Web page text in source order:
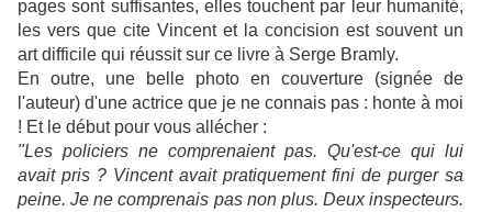
pages sont suffisantes, elles touchent par leur humanité,
les vers que cite Vincent et la concision est souvent un
art difficile qui réussit sur ce livre à Serge Bramly.
En outre, une belle photo en couverture (signée de
l'auteur) d'une actrice que je ne connais pas : honte à moi
! Et le début pour vous allécher :
"Les policiers ne comprenaient pas. Qu'est-ce qui lui
avait pris ? Vincent avait pratiquement fini de purger sa
peine. Je ne comprenais pas non plus. Deux inspecteurs.